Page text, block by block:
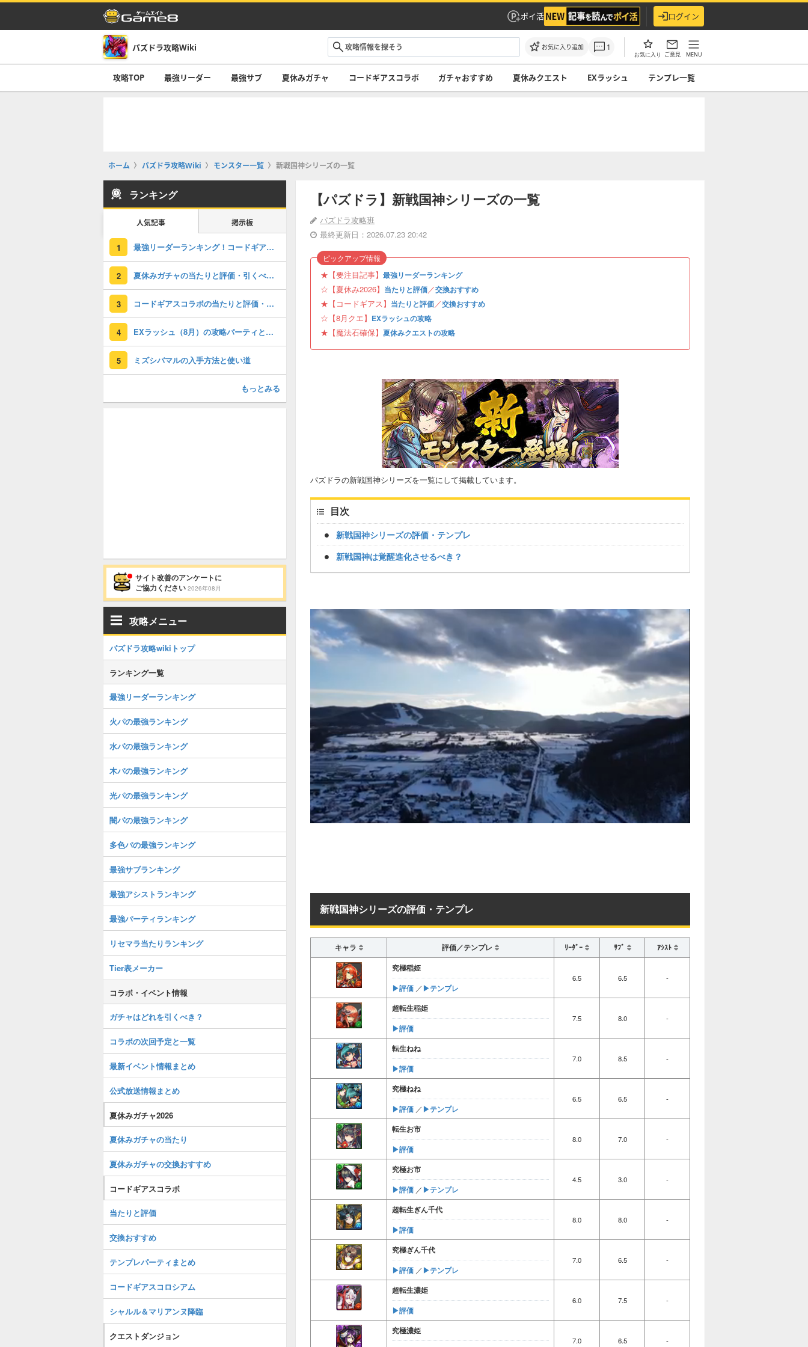
ポイ活 ログイン
パズドラ攻略Wiki お気に入り追加 1
お気に入り ご意見 MENU
攻略TOP 最強リーダー 最強サブ 夏休みガチャ コードギアスコラボ ガチャおすすめ 夏休みクエスト EXラッシュ テンプレ一覧
ホーム パズドラ攻略Wiki モンスター一覧 新戦国神シリーズの一覧
【パズドラ】新戦国神シリーズの一覧
パズドラ攻略班
最終更新日：2026.07.23 20:42
★【要注目記事】 最強リーダーランキング
☆【夏休み2026】 当たりと評価／交換おすすめ
★【コードギアス】 当たりと評価／交換おすすめ
☆【8月クエ】 EXラッシュの攻略
★【魔法石確保】 夏休みクエストの攻略
ピックアップ情報
パズドラの新戦国神シリーズを一覧にして掲載しています。
目次
新戦国神シリーズの評価・テンプレ
新戦国神は覚醒進化させるべき？
新戦国神シリーズの評価・テンプレ
キャラ 評価／テンプレ ﾘｰﾀﾞｰ ｻﾌﾞ
ｱｼｽﾄ
究極稲姫
▶︎評価 ／ ▶︎テンプレ
6.5 6.5 -
超転生稲姫
▶︎評価
7.5 8.0 -
転生ねね
▶︎評価
7.0 8.5 -
究極ねね
▶︎評価 ／ ▶︎テンプレ
6.5 6.5 -
転生お市
▶︎評価
8.0 7.0 -
究極お市
▶︎評価 ／ ▶︎テンプレ
4.5 3.0 -
超転生ぎん千代
▶︎評価
8.0 8.0 -
究極ぎん千代
▶︎評価 ／ ▶︎テンプレ
7.0 6.5 -
超転生濃姫
▶︎評価
6.0 7.5 -
究極濃姫
7.0 6.5 -
ランキング
人気記事 掲示板
1 最強リーダーランキング！コードギアスの評価掲載
2 夏休みガチャの当たりと評価・引くべき？
3 コードギアスコラボの当たりと評価・引くべき？
4 EXラッシュ（8月）の攻略パーティと対策ギミック
5 ミズシバマルの入手方法と使い道
もっとみる
サイト改善のアンケートに
ご協力ください 2026年08月
攻略メニュー
パズドラ攻略wikiトップ
ランキング一覧
最強リーダーランキング
火パの最強ランキング
水パの最強ランキング
木パの最強ランキング
光パの最強ランキング
闇パの最強ランキング
多色パの最強ランキング
最強サブランキング
最強アシストランキング
最強パーティランキング
リセマラ当たりランキング
Tier表メーカー
コラボ・イベント情報
ガチャはどれを引くべき？
コラボの次回予定と一覧
最新イベント情報まとめ
公式放送情報まとめ
夏休みガチャ2026
夏休みガチャの当たり
夏休みガチャの交換おすすめ
コードギアスコラボ
当たりと評価
交換おすすめ
テンプレパーティまとめ
コードギアスコロシアム
シャルル＆マリアンヌ降臨
クエストダンジョン